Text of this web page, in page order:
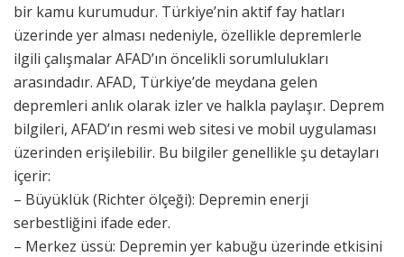
bir kamu kurumudur. Türkiye’nin aktif fay hatları
üzerinde yer alması nedeniyle, özellikle depremlerle
ilgili çalışmalar AFAD’ın öncelikli sorumlulukları
arasındadır. AFAD, Türkiye’de meydana gelen
depremleri anlık olarak izler ve halkla paylaşır. Deprem
bilgileri, AFAD’ın resmi web sitesi ve mobil uygulaması
üzerinden erişilebilir. Bu bilgiler genellikle şu detayları
içerir:
– Büyüklük (Richter ölçeği): Depremin enerji
serbestliğini ifade eder.
– Merkez üssü: Depremin yer kabuğu üzerinde etkisini